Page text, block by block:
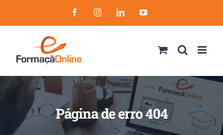
to
FacebookInstagramLinkedInYouTube
Página de erro 404